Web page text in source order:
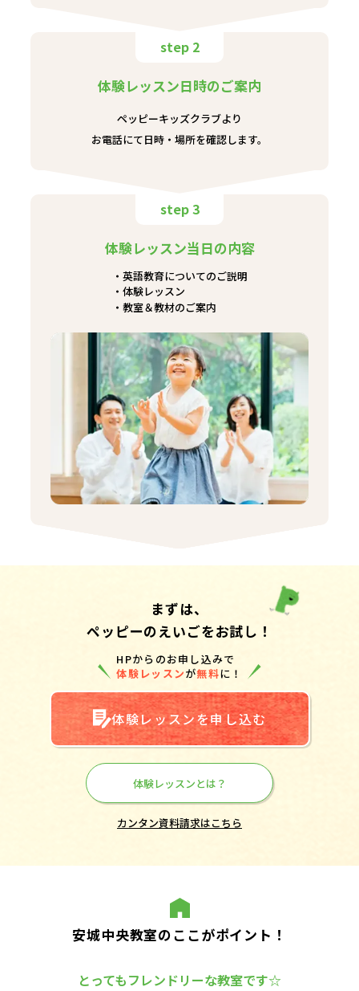
step 2
体験レッスン日時のご案内
ペッピーキッズクラブより
お電話にて日時・場所を確認します。
step 3
体験レッスン当日の内容
英語教育についてのご説明
体験レッスン
教室＆教材のご案内
まずは、
ペッピーのえいごをお試し！
HPからのお申し込みで
体験レッスンが無料に！
体験レッスンを申し込む
体験レッスンとは？
カンタン資料請求はこちら
安城中央教室のここがポイント！
とってもフレンドリーな教室です☆